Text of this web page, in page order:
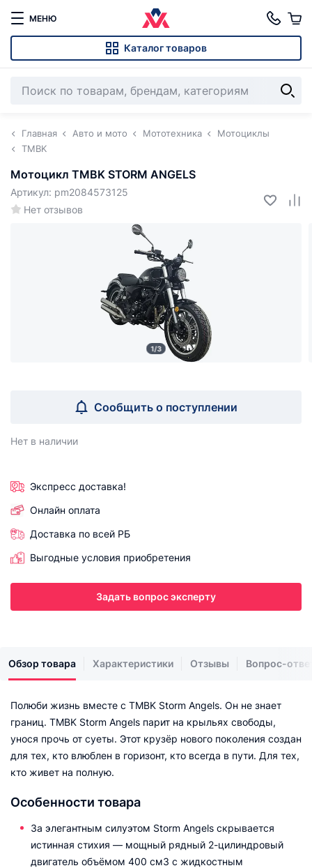
МЕНЮ
Каталог товаров
Главная Авто и мото Мототехника
Мотоциклы
TMBK
Мотоцикл TMBK STORM ANGELS
Нет отзывов
Артикул: pm2084573125
1/3
Сообщить о поступлении
Нет в наличии
Экспресс доставка!
Онлайн оплата
Доставка по всей РБ
Выгодные условия приобретения
Задать вопрос эксперту
Обзор товара Характеристики Отзывы Вопрос-
Полюби жизнь вместе с TMBK Storm Angels. Он не знает
границ. TMBK Storm Angels парит на крыльях свободы,
унося прочь от суеты. Этот крузёр нового поколения создан
для тех, кто влюблен в горизонт, кто всегда в пути. Для тех,
кто живет на полную.
Особенности товара
За элегантным силуэтом Storm Angels скрывается
истинная стихия — мощный рядный 2-цилиндровый
двигатель объёмом 400 см3 с жидкостным